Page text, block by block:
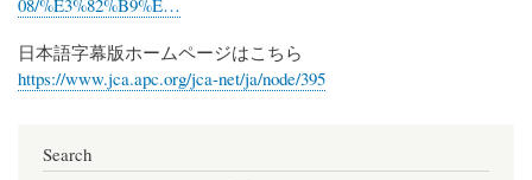
日本語字幕版ホームページはこちら
https://www.jca.apc.org/jca-net/ja/node/395
Search